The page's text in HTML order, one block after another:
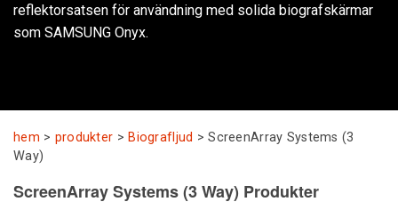
reflektorsatsen för användning med solida biografskärmar
som SAMSUNG Onyx.
hem > produkter > Biografljud >ScreenArray Systems (3
Way)
ScreenArray Systems (3 Way) Produkter